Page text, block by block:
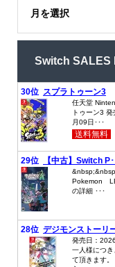
月を選択
Switch SALES